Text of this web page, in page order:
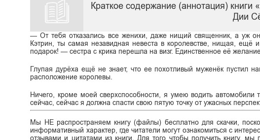
Краткое содержание (аннотация)
Дии
— От тебя отказались все женихи, даже нищий священник, а уж
Кэтрин, ты самая незавидная невеста в королевстве, нищая,
подарок! — сестра с крика перешла на визг. Единственное её
Глупая дурёха ещё не знает, что ее похотливый муженёк пустил
расположение королевы.
Ничего, кроме моей сверхспособности, я умею водить
сейчас, сейчас я должна спасти свою пятую точку от ужасных
Мы НЕ распространяем книгу (файлы) бесплатно для скачки,
информативный характер, где читатели могут ознакомиться с
отзывами и цитатами из книги. Для того чтобы получить книгу, мы